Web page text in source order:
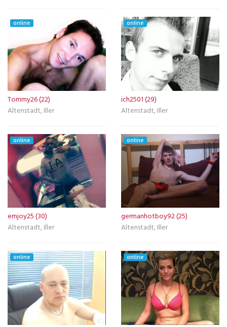
online
Tommy26 (22)
Altenstadt, Iller
online
ich2501 (29)
Altenstadt, Iller
online
emjoy25 (30)
Altenstadt, Iller
online
germanhotboy92 (25)
Altenstadt, Iller
online online